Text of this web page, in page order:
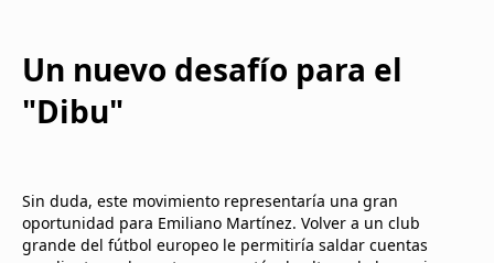
Un nuevo desafío para el
"Dibu"
Sin duda, este movimiento representaría una gran
oportunidad para Emiliano Martínez. Volver a un club
grande del fútbol europeo le permitiría saldar cuentas